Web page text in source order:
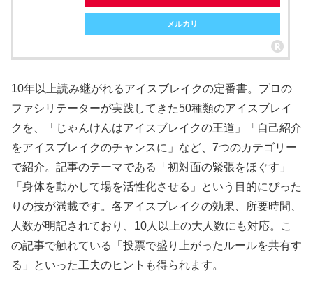
メルカリ
10年以上読み継がれるアイスブレイクの定番書。プロの
ファシリテーターが実践してきた50種類のアイスブレイ
クを、「じゃんけんはアイスブレイクの王道」「自己紹介
をアイスブレイクのチャンスに」など、7つのカテゴリー
で紹介。記事のテーマである「初対面の緊張をほぐす」
「身体を動かして場を活性化させる」という目的にぴった
りの技が満載です。各アイスブレイクの効果、所要時間、
人数が明記されており、10人以上の大人数にも対応。こ
の記事で触れている「投票で盛り上がったルールを共有す
る」といった工夫のヒントも得られます。